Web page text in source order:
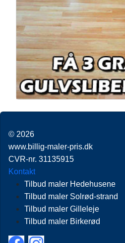
© 2026
www.billig-maler-pris.dk
CVR-nr. 31135915
Kontakt
Tilbud maler Hedehusene
Tilbud maler Solrød-strand
Tilbud maler Gilleleje
Tilbud maler Birkerød